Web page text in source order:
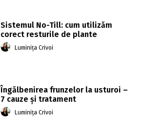
Sistemul No-Till: cum utilizăm
corect resturile de plante
Luminița Crivoi
Îngălbenirea frunzelor la usturoi –
7 cauze și tratament
Luminița Crivoi